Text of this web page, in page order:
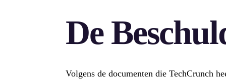
De
Volgens de documenten die TechCrunch